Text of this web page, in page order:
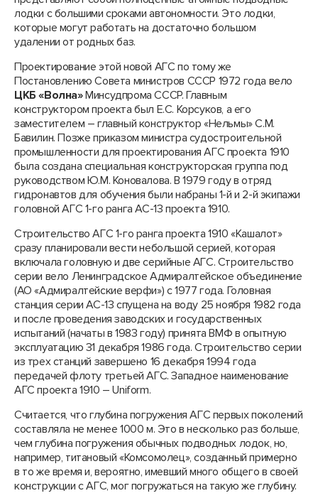
лодки с большими сроками автономности. Это лодки,
которые могут работать на достаточно большом
удалении от родных баз.
Проектирование этой новой АГС по тому же
Постановлению Совета министров СССР 1972 года вело
ЦКБ «Волна»Минсудпрома СССР. Главным
конструктором проекта был Е.С. Корсуков, а его
заместителем – главный конструктор «Нельмы» С.М.
Бавилин. Позже приказом министра судостроительной
промышленности для проектирования АГС проекта 1910
была создана специальная конструкторская группа под
руководством Ю.М. Коновалова. В 1979 году в отряд
гидронавтов для обучения были набраны 1-й и 2-й экипажи
головной АГС 1-го ранга АС-13 проекта 1910.
Строительство АГС 1-го ранга проекта 1910 «Кашалот»
сразу планировали вести небольшой серией, которая
включала головную и две серийные АГС. Строительство
серии вело Ленинградское Адмиралтейское объединение
(АО «Адмиралтейские верфи») с 1977 года. Головная
станция серии АС-13 спущена на воду 25 ноября 1982 года
и после проведения заводских и государственных
испытаний (начаты в 1983 году) принята ВМФ в опытную
эксплуатацию 31 декабря 1986 года. Строительство серии
из трех станций завершено 16 декабря 1994 года
передачей флоту третьей АГС. Западное наименование
АГС проекта 1910 – Uniform.
Считается, что глубина погружения АГС первых поколений
составляла не менее 1000 м. Это в несколько раз больше,
чем глубина погружения обычных подводных лодок, но,
например, титановый «Комсомолец», созданный примерно
в то же время и, вероятно, имевший много общего в своей
конструкции с АГС, мог погружаться на такую же глубину.